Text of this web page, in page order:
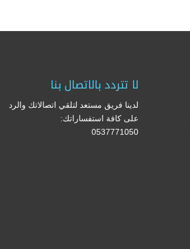
لا تتردد بالاتصال بنا
لدينا فريق مستعد لتلقي اتصالاتك والرد
على كافة استفساراتك:
0537771050